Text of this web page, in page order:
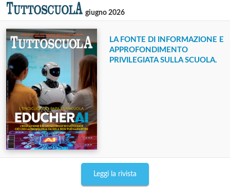
giugno 2026
LA FONTE DI INFORMAZIONE E
APPROFONDIMENTO
PRIVILEGIATA SULLA SCUOLA.
Leggi la rivista